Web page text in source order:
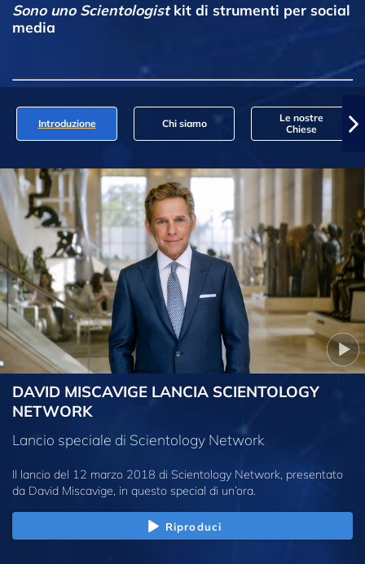
Sono uno Scientologistkit di strumenti per social
media
Introduzione Chi siamo
Le nostre
Chiese
DAVID MISCAVIGE LANCIA SCIENTOLOGY
NETWORK
Lancio speciale di Scientology Network
Il lancio del 12 marzo 2018 di Scientology Network, presentato
da David Miscavige, in questo special di un’ora.
Riproduci